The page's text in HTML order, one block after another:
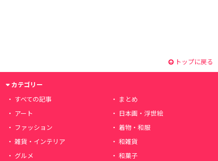
トップに戻る
カテゴリー
すべての記事
まとめ
アート
日本画・浮世絵
ファッション
着物・和服
雑貨・インテリア
和雑貨
グルメ
和菓子